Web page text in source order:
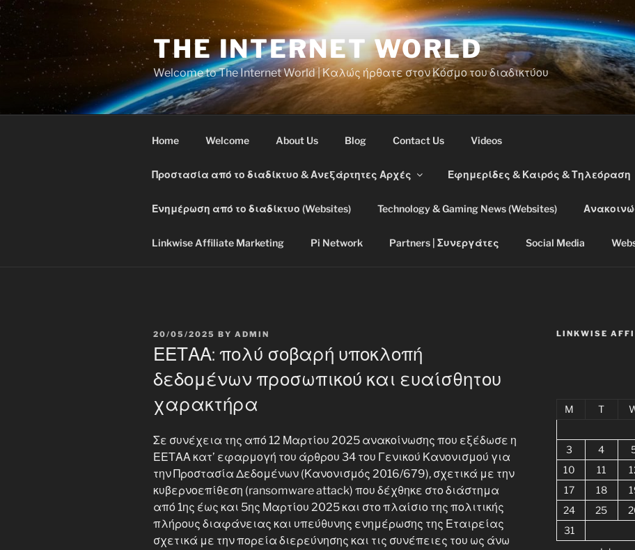
Skip
content
THE INTERNET WORLD
Welcome to The Internet World | Καλώς ήρθατε στον Κόσμο του διαδικτύου
Home Welcome About Us Blog Contact Us Videos
Προστασία από το διαδίκτυο & Ανεξάρτητες Αρχές Εφημερίδες & Καιρός & Τηλεόραση
Ενημέρωση από το διαδίκτυο (Websites) Technology & Gaming News (Websites)
Linkwise Affiliate Marketing Pi Network Partners | Συνεργάτες Social Media
POSTED
20/05/2025 BY ADMIN
ΕΕΤΑΑ: πολύ σοβαρή υποκλοπή
δεδομένων προσωπικού και ευαίσθητου
χαρακτήρα
Σε συνέχεια της από 12 Μαρτίου 2025 ανακοίνωσης που εξέδωσε η
ΕΕΤΑΑ κατ’ εφαρμογή του άρθρου 34 του Γενικού Κανονισμού για
την Προστασία Δεδομένων (Κανονισμός 2016/679), σχετικά με την
κυβερνοεπίθεση (ransomware attack) που δέχθηκε στο διάστημα
από 1ης έως και 5ης Μαρτίου 2025 και στο πλαίσιο της πολιτικής
πλήρους διαφάνειας και υπεύθυνης ενημέρωσης της Εταιρείας
σχετικά με την πορεία διερεύνησης και τις συνέπειες του ως άνω
LINKWISE
M
T
3
4
10
11
17
18
24
25
31